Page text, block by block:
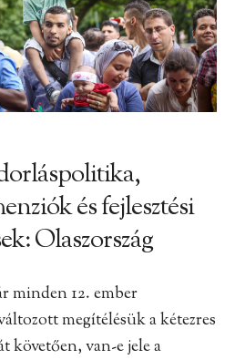
és fejlesztési
Olaszország
minden 12. ember
megítélésük a kétezres
követően, van-e jele a